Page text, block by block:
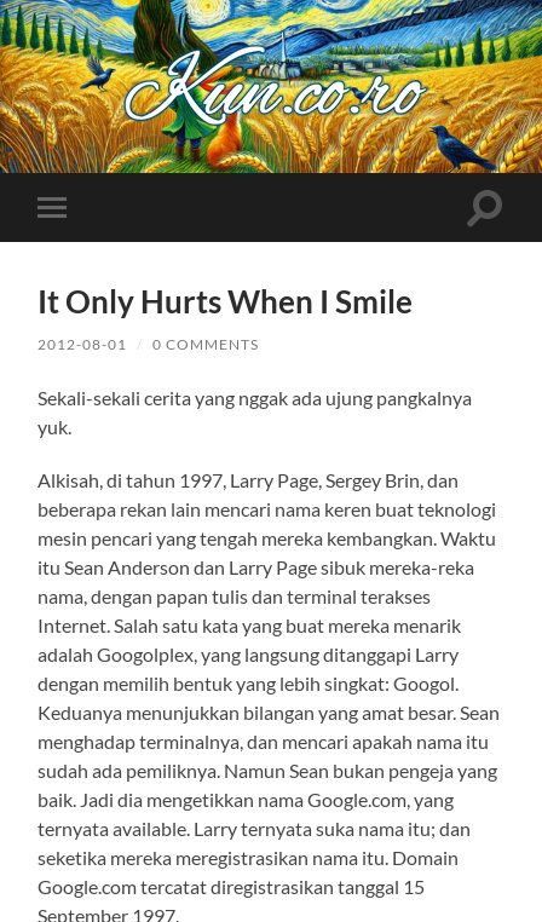
Kuncoro++
Toggle
mobile
Toggle
It Only Hurts When I Smile
2012-08-01 / 0 COMMENTS
Sekali-sekali cerita yang nggak ada ujung pangkalnya
yuk.
Alkisah, di tahun 1997, Larry Page, Sergey Brin, dan
beberapa rekan lain mencari nama keren buat teknologi
mesin pencari yang tengah mereka kembangkan. Waktu
itu Sean Anderson dan Larry Page sibuk mereka-reka
nama, dengan papan tulis dan terminal terakses
Internet. Salah satu kata yang buat mereka menarik
adalah Googolplex, yang langsung ditanggapi Larry
dengan memilih bentuk yang lebih singkat: Googol.
Keduanya menunjukkan bilangan yang amat besar. Sean
menghadap terminalnya, dan mencari apakah nama itu
sudah ada pemiliknya. Namun Sean bukan pengeja yang
baik. Jadi dia mengetikkan nama Google.com, yang
ternyata available. Larry ternyata suka nama itu; dan
seketika mereka meregistrasikan nama itu. Domain
Google.com tercatat diregistrasikan tanggal 15
September 1997.